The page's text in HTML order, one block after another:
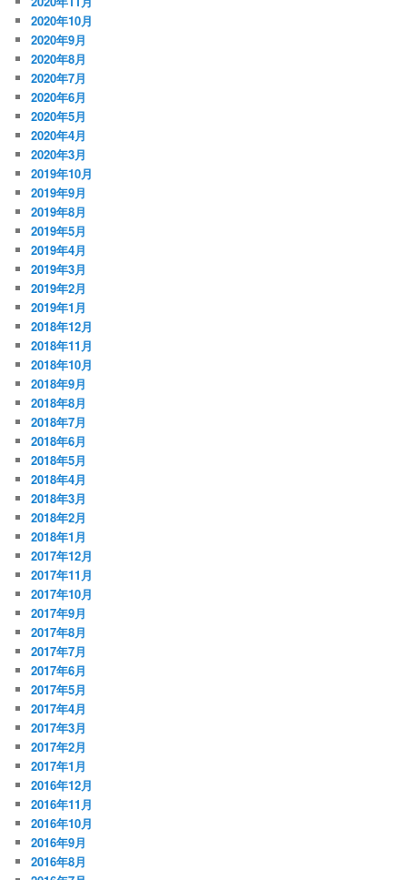
2020年10月
2020年9月
2020年8月
2020年7月
2020年6月
2020年5月
2020年4月
2020年3月
2019年10月
2019年9月
2019年8月
2019年5月
2019年4月
2019年3月
2019年2月
2019年1月
2018年12月
2018年11月
2018年10月
2018年9月
2018年8月
2018年7月
2018年6月
2018年5月
2018年4月
2018年3月
2018年2月
2018年1月
2017年12月
2017年11月
2017年10月
2017年9月
2017年8月
2017年7月
2017年6月
2017年5月
2017年4月
2017年3月
2017年2月
2017年1月
2016年12月
2016年11月
2016年10月
2016年9月
2016年8月